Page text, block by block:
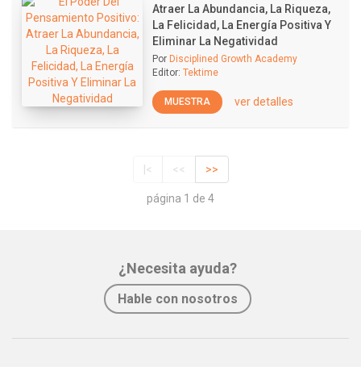
Atraer La Abundancia, La Riqueza,
La Felicidad, La Energía Positiva Y
Eliminar La Negatividad
Por Disciplined Growth Academy
Editor: Tektime
MUESTRA ver detalles
|< << >>
página 1 de 4
¿Necesita ayuda?
Hable con nosotros